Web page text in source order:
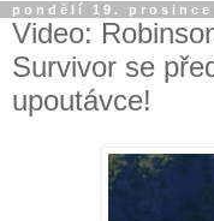
pondělí 19. prosince
Video:
Survivor se
upoutávce!